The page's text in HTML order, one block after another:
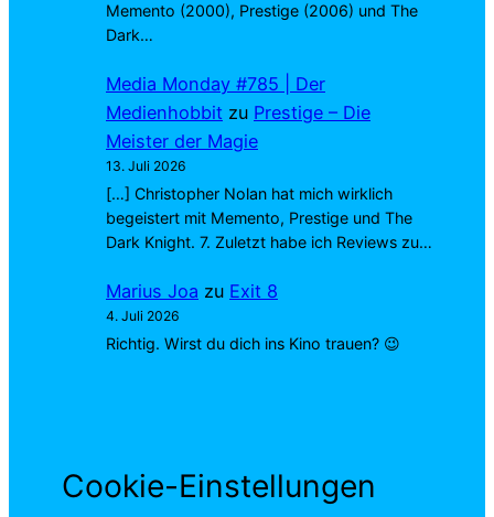
Memento (2000), Prestige (2006) und The
Dark…
Media Monday #785 | Der
Medienhobbit zu Prestige – Die
Meister der Magie
13. Juli 2026
[…] Christopher Nolan hat mich wirklich
begeistert mit Memento, Prestige und The
Dark Knight. 7. Zuletzt habe ich Reviews zu…
Marius Joa zu Exit 8
4. Juli 2026
Richtig. Wirst du dich ins Kino trauen? 😉
Cookie-Einstellungen